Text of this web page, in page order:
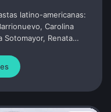
latino-americanas:
Carolina
Sotomayor, Renata
o papel da mulher no
e os desafios de